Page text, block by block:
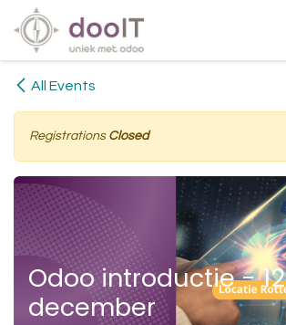
Skip to Content
All Events
Registrations Closed
Odoo introductie - 12
december